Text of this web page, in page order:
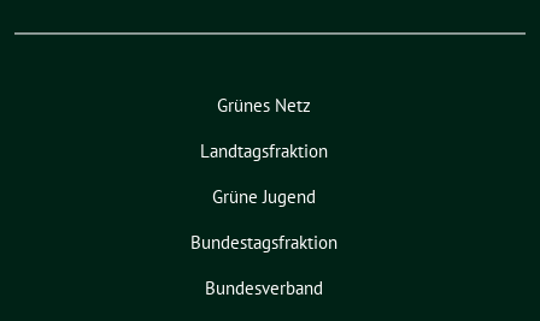
Grünes Netz
Landtagsfraktion
Grüne Jugend
Bundestagsfraktion
Bundesverband